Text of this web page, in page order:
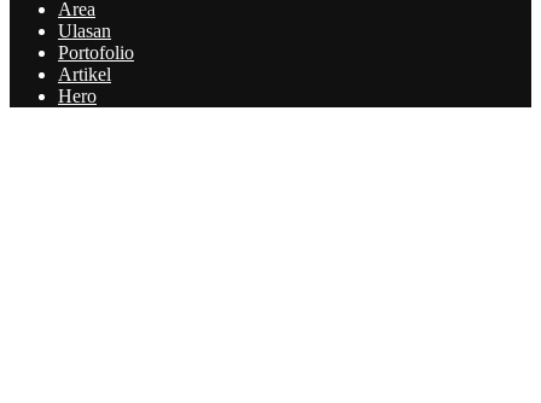
Area
Ulasan
Portofolio
Artikel
Hero